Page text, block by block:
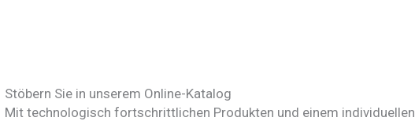
Stöbern Sie in unserem Online-Katalog
Mit technologisch fortschrittlichen Produkten und einem individuellen